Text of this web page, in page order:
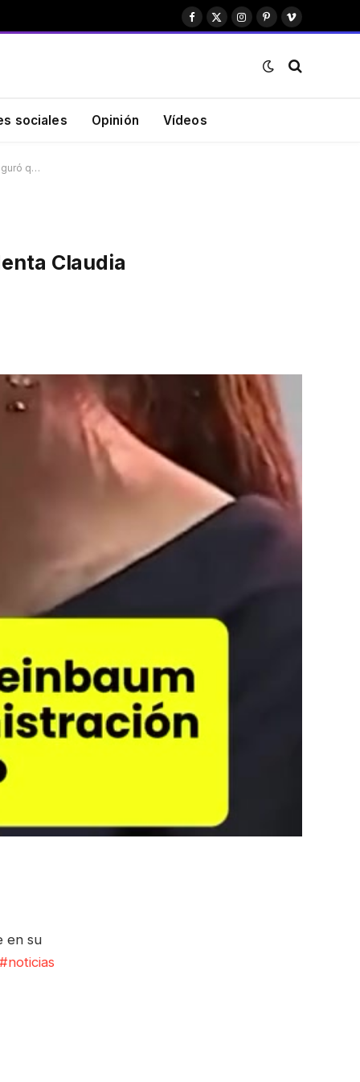
Facebook
X
Instagram
PinterestVimeo
sociales Opinión Vídeos
q…
Claudia
en su
#noticias